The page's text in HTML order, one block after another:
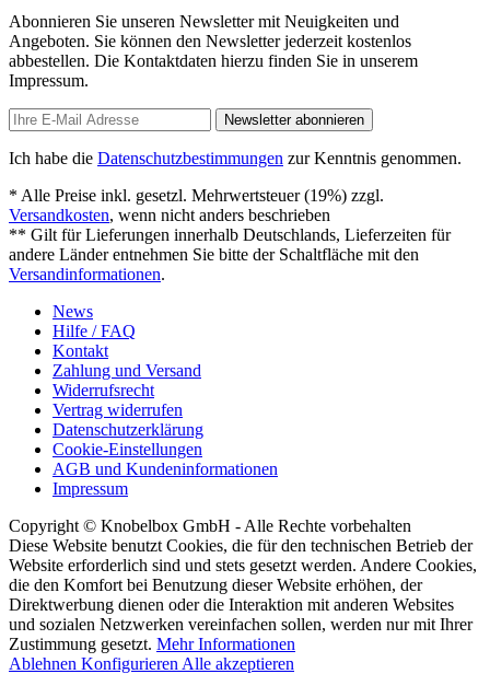
Abonnieren Sie unseren Newsletter mit Neuigkeiten und
Angeboten. Sie können den Newsletter jederzeit kostenlos
abbestellen. Die Kontaktdaten hierzu finden Sie in unserem
Impressum.
Newsletter abonnieren
Ich habe die Datenschutzbestimmungen zur Kenntnis genommen.
* Alle Preise inkl. gesetzl. Mehrwertsteuer (19%) zzgl.
Versandkosten, wenn nicht anders beschrieben
** Gilt für Lieferungen innerhalb Deutschlands, Lieferzeiten für
andere Länder entnehmen Sie bitte der Schaltfläche mit den
Versandinformationen.
News
Hilfe / FAQ
Kontakt
Zahlung und Versand
Widerrufsrecht
Vertrag widerrufen
Datenschutzerklärung
Cookie-Einstellungen
AGB und Kundeninformationen
Impressum
Copyright © Knobelbox GmbH - Alle Rechte vorbehalten
Diese Website benutzt Cookies, die für den technischen Betrieb der
Website erforderlich sind und stets gesetzt werden. Andere Cookies,
die den Komfort bei Benutzung dieser Website erhöhen, der
Direktwerbung dienen oder die Interaktion mit anderen Websites
und sozialen Netzwerken vereinfachen sollen, werden nur mit Ihrer
Zustimmung gesetzt. Mehr Informationen
Ablehnen Konfigurieren Alle akzeptieren